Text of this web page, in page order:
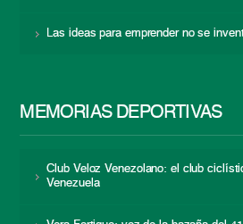
Las ideas para emprender no se
MEMORIAS DEPORTIVAS
Club Veloz Venezolano: el club
Venezuela